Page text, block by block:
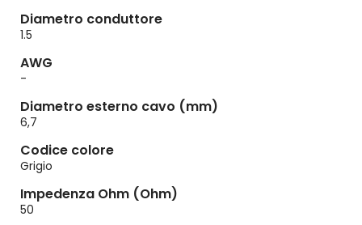
Diametro conduttore
1.5
AWG
-
Diametro esterno cavo (mm)
6,7
Codice colore
Grigio
Impedenza Ohm (Ohm)
50